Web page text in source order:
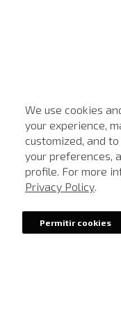
We use cookies
your experience,
customized, and
your preferences,
profile. For more
Privacy Policy.
Permitir cookies